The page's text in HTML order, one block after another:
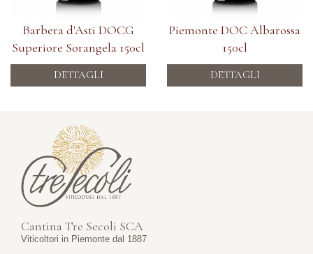
Barbera d'Asti DOCG
Superiore Sorangela 150cl
DETTAGLI
Piemonte DOC Albarossa
150cl
DETTAGLI
Cantina Tre Secoli SCA
Viticoltori in Piemonte dal 1887